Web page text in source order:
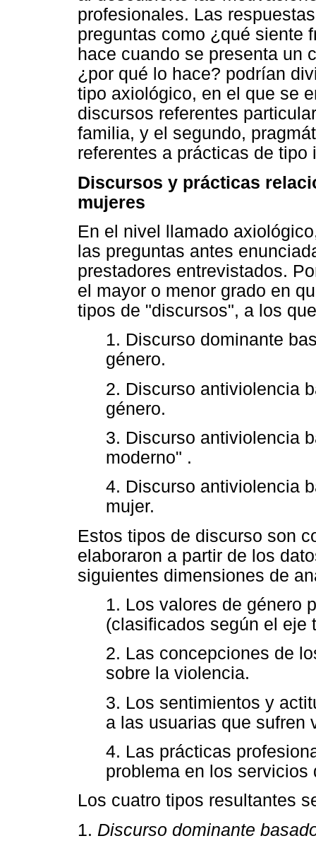
profesionales. Las
preguntas como ¿qué siente
hace cuando se presenta un
¿por qué lo hace? podrían
tipo axiológico, en el que se
discursos referentes
familia, y el segundo,
referentes a prácticas de
Discursos y prácticas
mujeres
En el nivel llamado
las preguntas antes
prestadores entrevistados.
el mayor o menor grado en
tipos de "discursos", a los
1. Discurso dominante
género.
2. Discurso antiviolencia
género.
3. Discurso antiviolencia
moderno" .
4. Discurso antiviolencia
mujer.
Estos tipos de discurso son
elaboraron a partir de los
siguientes dimensiones de
1. Los valores de género
(clasificados según el eje
2. Las concepciones de
sobre la violencia.
3. Los sentimientos y
a las usuarias que sufren
4. Las prácticas
problema en los servicios
Los cuatro tipos resultantes
1. Discurso dominante